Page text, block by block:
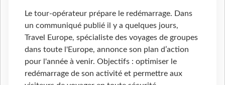
Le tour-opérateur prépare le redémarrage. Dans
un communiqué publié il y a quelques jours,
Travel Europe, spécialiste des voyages de groupes
dans toute l'Europe, annonce son plan d’action
pour l'année à venir. Objectifs : optimiser le
redémarrage de son activité et permettre aux